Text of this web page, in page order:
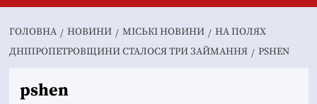
ГОЛОВНА НОВИНИ MІСЬКІ НОВИНИ
НА ПОЛЯХ
ДНІПРОПЕТРОВЩИНИ СТАЛОСЯ ТРИ ЗАЙМАННЯ
PSHEN
pshen